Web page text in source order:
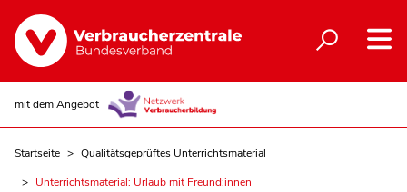
mit dem Angebot
Startseite
Qualitätsgeprüftes Unterrichtsmaterial
Unterrichtsmaterial: Urlaub mit Freund:innen